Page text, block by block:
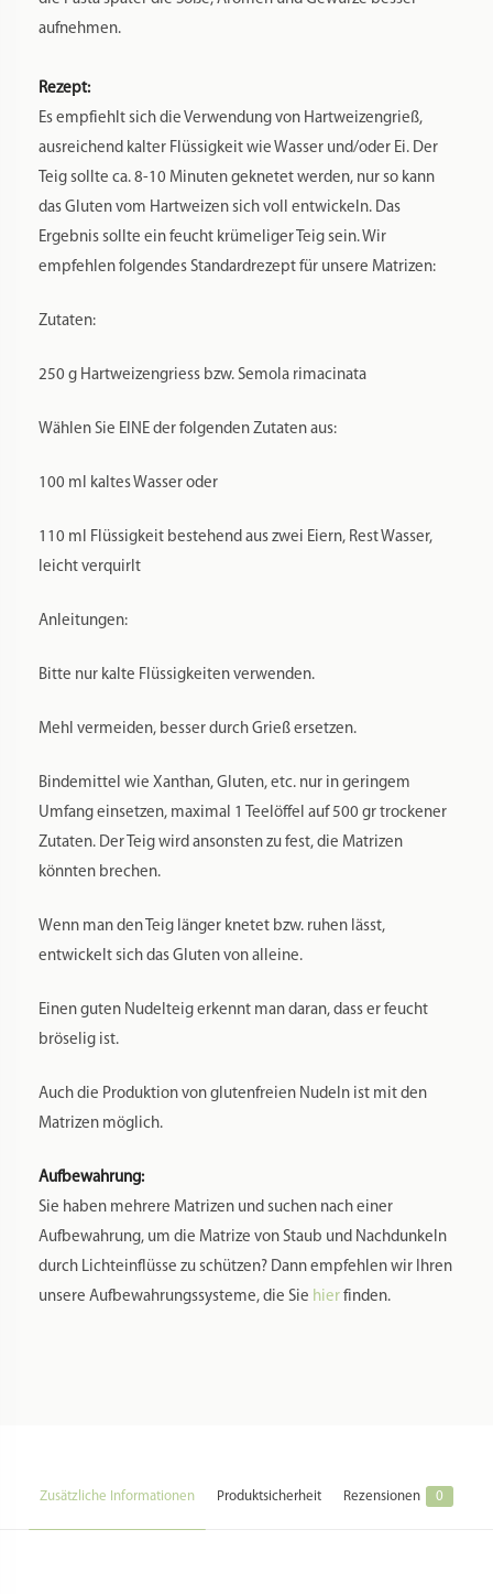
aufnehmen.
Rezept:
Es empfiehlt sich die Verwendung von Hartweizengrieß,
ausreichend kalter Flüssigkeit wie Wasser und/oder Ei. Der
Teig sollte ca. 8-10 Minuten geknetet werden, nur so kann
das Gluten vom Hartweizen sich voll entwickeln. Das
Ergebnis sollte ein feucht krümeliger Teig sein. Wir
empfehlen folgendes Standardrezept für unsere Matrizen:
Zutaten:
250 g Hartweizengriess bzw. Semola rimacinata
Wählen Sie EINE der folgenden Zutaten aus:
100 ml kaltes Wasser oder
110 ml Flüssigkeit bestehend aus zwei Eiern, Rest Wasser,
leicht verquirlt
Anleitungen:
Bitte nur kalte Flüssigkeiten verwenden.
Mehl vermeiden, besser durch Grieß ersetzen.
Bindemittel wie Xanthan, Gluten, etc. nur in geringem
Umfang einsetzen, maximal 1 Teelöffel auf 500 gr trockener
Zutaten. Der Teig wird ansonsten zu fest, die Matrizen
könnten brechen.
Wenn man den Teig länger knetet bzw. ruhen lässt,
entwickelt sich das Gluten von alleine.
Einen guten Nudelteig erkennt man daran, dass er feucht
bröselig ist.
Auch die Produktion von glutenfreien Nudeln ist mit den
Matrizen möglich.
Aufbewahrung:
Sie haben mehrere Matrizen und suchen nach einer
Aufbewahrung, um die Matrize von Staub und Nachdunkeln
durch Lichteinflüsse zu schützen? Dann empfehlen wir Ihren
unsere Aufbewahrungssysteme, die Sie hier finden.
Zusätzliche Informationen Produktsicherheit Rezensionen 0